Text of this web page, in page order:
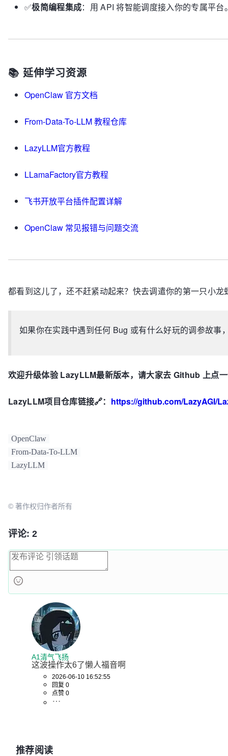
✅极简编程集成：用 API 将智能调度接入你的专属平台
📚 延伸学习资源
OpenClaw 官方文档
From-Data-To-LLM 教程仓库
LazyLLM官方教程
LLamaFactory官方教程
飞书开放平台插件配置详解
OpenClaw 常见报错与问题交流
都看到这儿了，还不赶紧动起来？快去调遣你的第一只小龙
如果你在实践中遇到任何 Bug 或有什么好玩的调参故事
欢迎升级体验 LazyLLM最新版本，请大家去 Github 上点
LazyLLM项目仓库链接🔗： https://github.com/LazyAGI/
OpenClaw
From-Data-To-LLM
LazyLLM
© 著作权归作者所有
评论: 2
A1清气飞扬
这波操作太6了懒人福音啊
2026-06-10 16:52:55
回复 0
点赞 0
推荐阅读